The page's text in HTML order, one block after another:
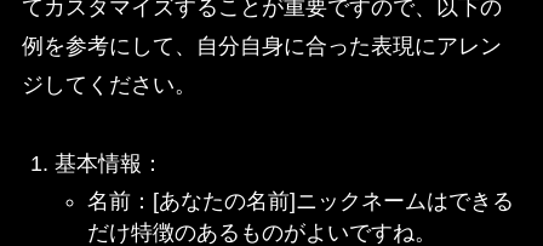
てカスタマイズすることが重要ですので、以下の
例を参考にして、自分自身に合った表現にアレン
ジしてください。
基本情報：
名前：[あなたの名前]ニックネームはできる
だけ特徴のあるものがよいですね。